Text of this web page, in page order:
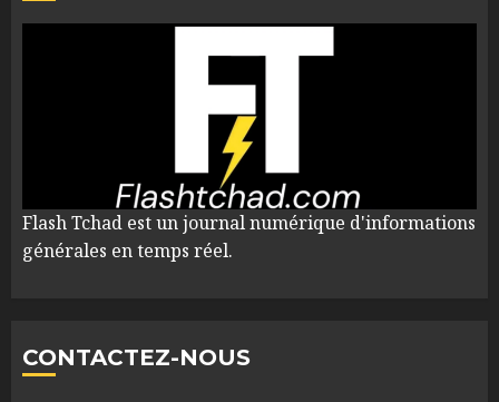
Flash Tchad est un journal numérique d'informations
générales en temps réel.
CONTACTEZ-NOUS